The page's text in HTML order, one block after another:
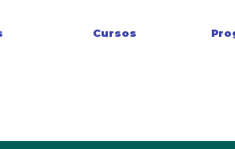
Cursos